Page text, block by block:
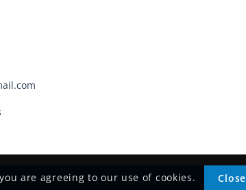
are agreeing to our use of cookies. Close